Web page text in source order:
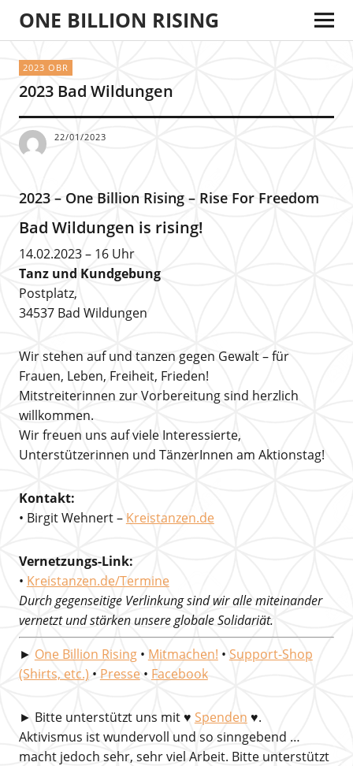
ONE BILLION RISING
2023 OBR
2023 Bad Wildungen
22/01/2023
2023 – One Billion Rising – Rise For Freedom
Bad Wildungen is rising!
14.02.2023 – 16 Uhr
Tanz und Kundgebung
Postplatz,
34537 Bad Wildungen
Wir stehen auf und tanzen gegen Gewalt – für
Frauen, Leben, Freiheit, Frieden!
Mitstreiterinnen zur Vorbereitung sind herzlich
willkommen.
Wir freuen uns auf viele Interessierte,
Unterstützerinnen und TänzerInnen am Aktionstag!
Kontakt:
• Birgit Wehnert – Kreistanzen.de
Vernetzungs-Link:
• Kreistanzen.de/Termine
Durch gegenseitige Verlinkung sind wir alle miteinander
vernetzt und stärken unsere globale Solidariät.
► One Billion Rising• Mitmachen! • Support-Shop
(Shirts, etc.) • Presse • Facebook
► Bitte unterstützt uns mit♥ Spenden ♥.
Aktivismus ist wundervoll und so sinngebend …
macht jedoch sehr, sehr viel Arbeit. Bitte unterstützt